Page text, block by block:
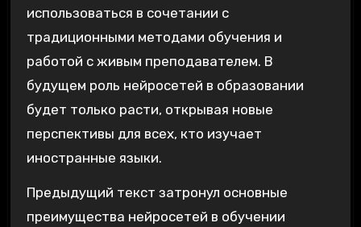
использоваться в сочетании с
традиционными методами обучения и
работой с живым преподавателем. В
будущем роль нейросетей в образовании
будет только расти, открывая новые
перспективы для всех, кто изучает
иностранные языки.
Предыдущий текст затронул основные
преимущества нейросетей в обучении